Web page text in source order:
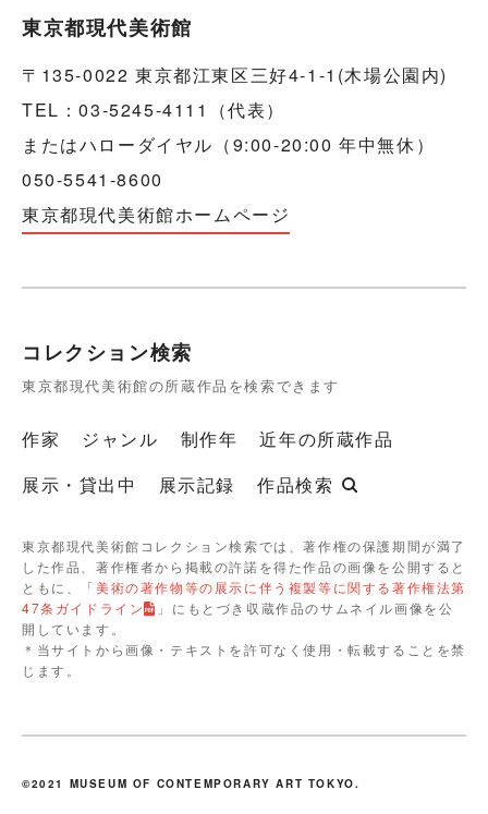
東京都現代美術館
〒135-0022 東京都江東区三好4-1-1(木場公園内)
TEL：03-5245-4111（代表）
またはハローダイヤル（9:00-20:00 年中無休）
050-5541-8600
東京都現代美術館ホームページ
コレクション検索
東京都現代美術館の所蔵作品を検索できます
作家 ジャンル 制作年
近年の所蔵作品
展示・貸出中
展示記録 作品検索
東京都現代美術館コレクション検索では、著作権の保護期間が満了
した作品、著作権者から掲載の許諾を得た作品の画像を公開すると
ともに、「美術の著作物等の展示に伴う複製等に関する著作権法第
47条ガイドライン
」にもとづき収蔵作品のサムネイル画像を公
開しています。
＊当サイトから画像・テキストを許可なく使用・転載することを禁
じます。
©2021 MUSEUM OF CONTEMPORARY ART TOKYO.